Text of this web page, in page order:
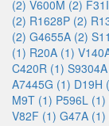
(2) V600M (2)
(2) R1628P (2)
(2) G4655A (2)
(1) R20A (1)
C420R (1)
A7445G (1) D19H
M9T (1) P596L (1)
V82F (1) G47A (1)